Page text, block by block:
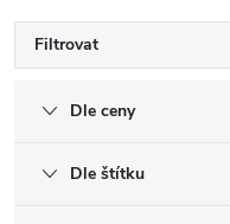
Filtrovat
Dle ceny
Dle štítku